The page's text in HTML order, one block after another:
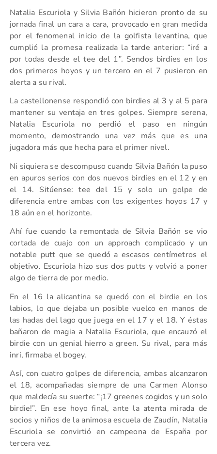
Natalia Escuriola y Silvia Bañón hicieron pronto de su
jornada final un cara a cara, provocado en gran medida
por el fenomenal inicio de la golfista levantina, que
cumplió la promesa realizada la tarde anterior: “iré a
por todas desde el tee del 1”. Sendos birdies en los
dos primeros hoyos y un tercero en el 7 pusieron en
alerta a su rival.
La castellonense respondió con birdies al 3 y al 5 para
mantener su ventaja en tres golpes. Siempre serena,
Natalia Escuriola no perdió el paso en ningún
momento, demostrando una vez más que es una
jugadora más que hecha para el primer nivel.
Ni siquiera se descompuso cuando Silvia Bañón la puso
en apuros serios con dos nuevos birdies en el 12 y en
el 14. Sitúense: tee del 15 y solo un golpe de
diferencia entre ambas con los exigentes hoyos 17 y
18 aún en el horizonte.
Ahí fue cuando la remontada de Silvia Bañón se vio
cortada de cuajo con un approach complicado y un
notable putt que se quedó a escasos centímetros el
objetivo. Escuriola hizo sus dos putts y volvió a poner
algo de tierra de por medio.
En el 16 la alicantina se quedó con el birdie en los
labios, lo que dejaba un posible vuelco en manos de
las hadas del lago que juega en el 17 y el 18. Y éstas
bañaron de magia a Natalia Escuriola, que encauzó el
birdie con un genial hierro a green. Su rival, para más
inri, firmaba el bogey.
Así, con cuatro golpes de diferencia, ambas alcanzaron
el 18, acompañadas siempre de una Carmen Alonso
que maldecía su suerte: “¡17 greenes cogidos y un solo
birdie!”. En ese hoyo final, ante la atenta mirada de
socios y niños de la animosa escuela de Zaudín, Natalia
Escuriola se convirtió en campeona de España por
tercera vez.